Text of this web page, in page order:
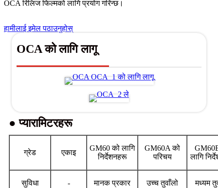
OCA रिलिज फिल्मको लागि प्रयोग गरिन्छ।
हामीलाई इमेल पठाउनुहोस्
OCA को लागि लागू
● प्यारामिटरहरू
ग्रेड एकाइ
GM60 को लागि
निर्देशनहरू
GM60A को
परिचय
लागि
सुविधा - मानक प्रकार उच्च तुवाँलो मध्यम